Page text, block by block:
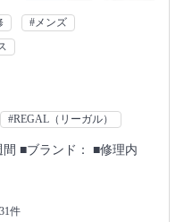
#メンズ
#REGAL（リーガル）
間 ■ブランド： ■修理内
件